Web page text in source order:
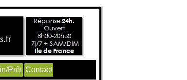
Prêt Contact